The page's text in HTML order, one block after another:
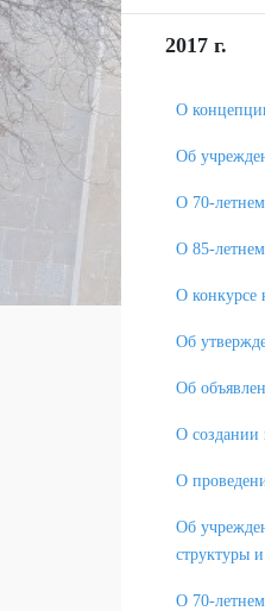
2017 г.
О
Об
О 70-
О 85-
О конкурсе
Об
Об
О создании
О
Об
структуры
О 70-